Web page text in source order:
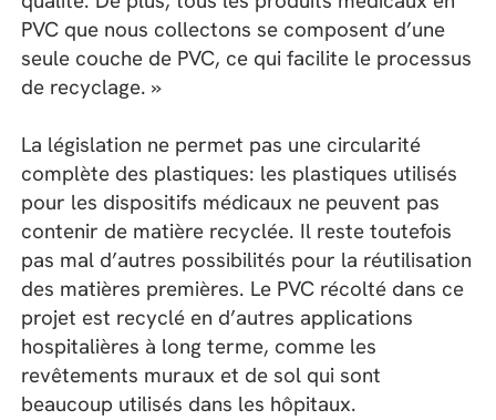
PVC que nous collectons se composent d’une
seule couche de PVC, ce qui facilite le processus
de recyclage. »
La législation ne permet pas une circularité
complète des plastiques: les plastiques utilisés
pour les dispositifs médicaux ne peuvent pas
contenir de matière recyclée. Il reste toutefois
pas mal d’autres possibilités pour la réutilisation
des matières premières. Le PVC récolté dans ce
projet est recyclé en d’autres applications
hospitalières à long terme, comme les
revêtements muraux et de sol qui sont
beaucoup utilisés dans les hôpitaux.